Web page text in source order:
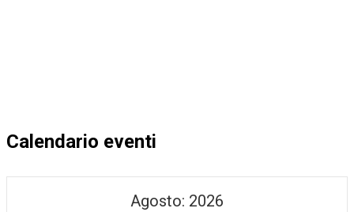
Calendario eventi
Agosto: 2026